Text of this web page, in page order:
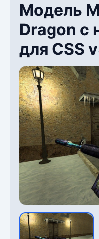
Модель
Dragon с
для CSS